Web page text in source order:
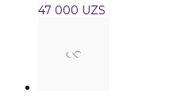
47 000 UZS